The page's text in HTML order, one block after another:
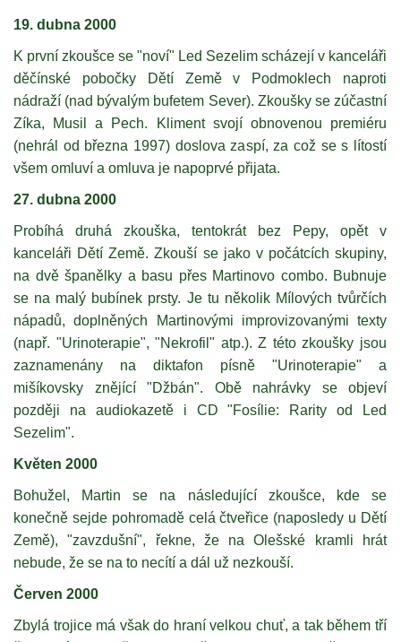
19. dubna 2000
K první zkoušce se "noví" Led Sezelim scházejí v kanceláři
děčínské pobočky Dětí Země v Podmoklech naproti
nádraží (nad bývalým bufetem Sever). Zkoušky se zúčastní
Zíka, Musil a Pech. Kliment svojí obnovenou premiéru
(nehrál od března 1997) doslova zaspí, za což se s lítostí
všem omluví a omluva je napoprvé přijata.
27. dubna 2000
Probíhá druhá zkouška, tentokrát bez Pepy, opět v
kanceláři Dětí Země. Zkouší se jako v počátcích skupiny,
na dvě španělky a basu přes Martinovo combo. Bubnuje
se na malý bubínek prsty. Je tu několik Mílových tvůrčích
nápadů, doplněných Martinovými improvizovanými texty
(např. "Urinoterapie", "Nekrofil" atp.). Z této zkoušky jsou
zaznamenány na diktafon písně "Urinoterapie" a
mišíkovsky znějící "Džbán". Obě nahrávky se objeví
později na audiokazetě i CD "Fosílie: Rarity od Led
Sezelim".
Květen 2000
Bohužel, Martin se na následující zkoušce, kde se
konečně sejde pohromadě celá čtveřice (naposledy u Dětí
Země), "zavzdušní", řekne, že na Olešské kramli hrát
nebude, že se na to necítí a dál už nezkouší.
Červen 2000
Zbylá trojice má však do hraní velkou chuť, a tak během tří